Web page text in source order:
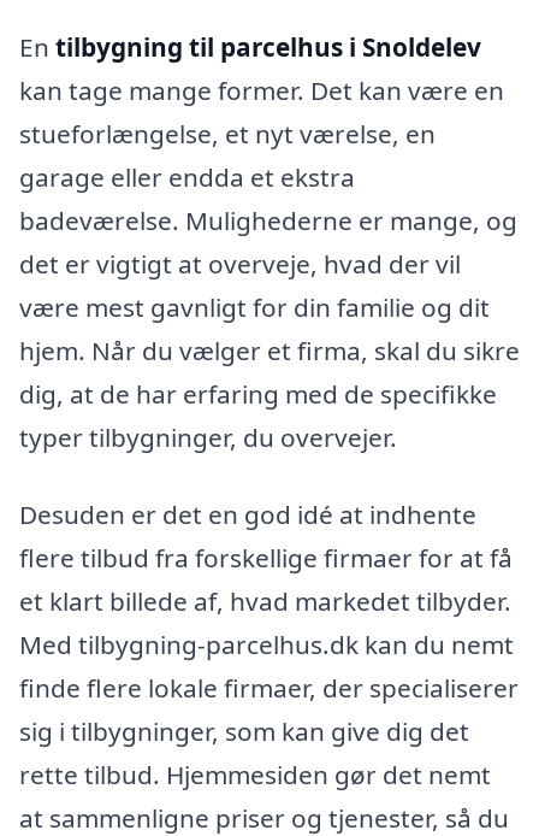
En tilbygning til parcelhus i Snoldelev
kan tage mange former. Det kan være en
stueforlængelse, et nyt værelse, en
garage eller endda et ekstra
badeværelse. Mulighederne er mange, og
det er vigtigt at overveje, hvad der vil
være mest gavnligt for din familie og dit
hjem. Når du vælger et firma, skal du sikre
dig, at de har erfaring med de specifikke
typer tilbygninger, du overvejer.
Desuden er det en god idé at indhente
flere tilbud fra forskellige firmaer for at få
et klart billede af, hvad markedet tilbyder.
Med tilbygning-parcelhus.dk kan du nemt
finde flere lokale firmaer, der specialiserer
sig i tilbygninger, som kan give dig det
rette tilbud. Hjemmesiden gør det nemt
at sammenligne priser og tjenester, så du